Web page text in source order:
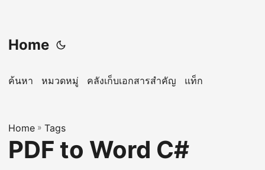
Home
ค้นหา หมวดหมู่ คลังเก็บเอกสารสำคัญ แท็ก
Home » Tags
PDF to Word C#